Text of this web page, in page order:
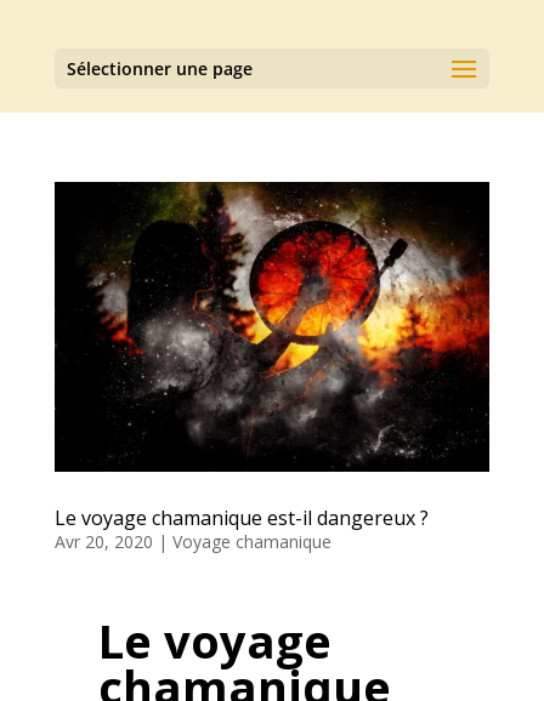
Sélectionner une page
Le voyage chamanique est-il dangereux ?
Avr 20, 2020 | Voyage chamanique
Le voyage
chamanique